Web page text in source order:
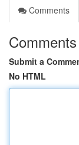
Comments
Comments
Submit a
No HTML